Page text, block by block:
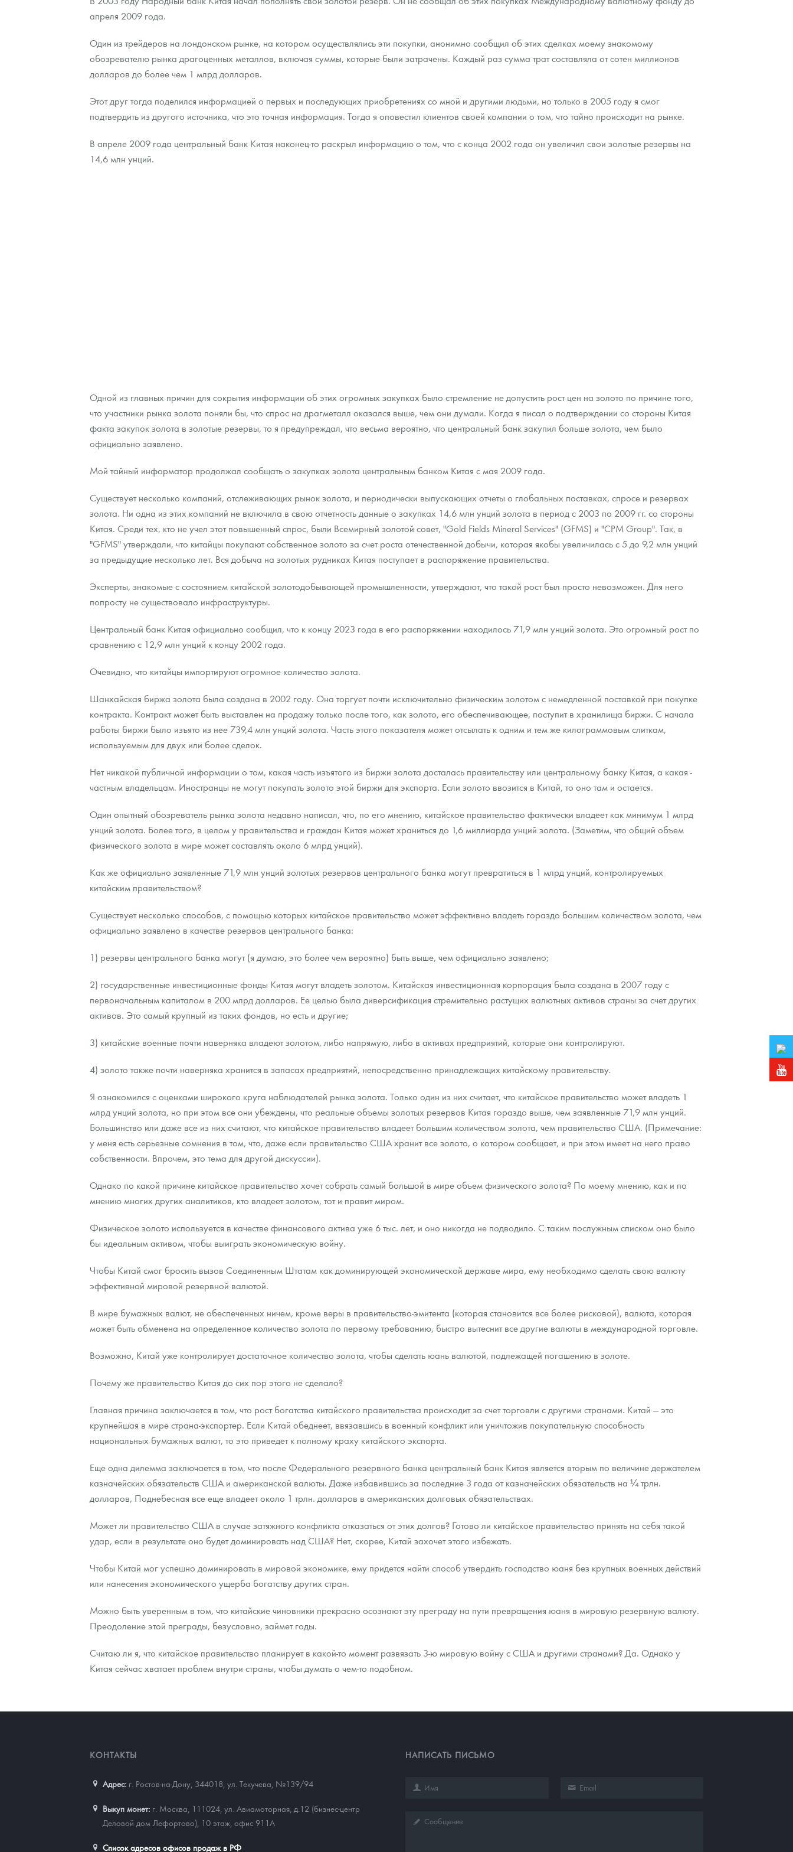
Золотые слитки
Аксессуары
Гарри Поттер
Флот: ледоколы и корабли
Выкуп серебряных монет
Вопрос - ответ
Памятка для работы с монетами из драгметаллов
Условия возврата
Политика конфиденциальности
Георгий Победоносец - динамика цен
Скупка слитков
Наши преимущества
Письмо директору
апреля 2009 года.
Один из трейдеров на лондонском рынке, на котором осуществлялись эти покупки, анонимно сообщил об этих сделках моему знакомому
обозревателю рынка драгоценных металлов, включая суммы, которые были затрачены. Каждый раз сумма трат составляла от сотен миллионов
долларов до более чем 1 млрд долларов.
Этот друг тогда поделился информацией о первых и последующих приобретениях со мной и другими людьми, но только в 2005 году я смог
подтвердить из другого источника, что это точная информация. Тогда я оповестил клиентов своей компании о том, что тайно происходит на рынке.
В апреле 2009 года центральный банк Китая наконец-то раскрыл информацию о том, что с конца 2002 года он увеличил свои золотые резервы на
14,6 млн унций.
Одной из главных причин для сокрытия информации об этих огромных закупках было стремление не допустить рост цен на золото по причине того,
что участники рынка золота поняли бы, что спрос на драгметалл оказался выше, чем они думали. Когда я писал о подтверждении со стороны Китая
факта закупок золота в золотые резервы, то я предупреждал, что весьма вероятно, что центральный банк закупил больше золота, чем было
официально заявлено.
Мой тайный информатор продолжал сообщать о закупках золота центральным банком Китая с мая 2009 года.
Существует несколько компаний, отслеживающих рынок золота, и периодически выпускающих отчеты о глобальных поставках, спросе и резервах
золота. Ни одна из этих компаний не включила в свою отчетность данные о закупках 14,6 млн унций золота в период с 2003 по 2009 гг. со стороны
Китая. Среди тех, кто не учел этот повышенный спрос, были Всемирный золотой совет, "Gold Fields Mineral Services" (GFMS) и "CPM Group". Так, в
"GFMS" утверждали, что китайцы покупают собственное золото за счет роста отечественной добычи, которая якобы увеличилась с 5 до 9,2 млн унций
за предыдущие несколько лет. Вся добыча на золотых рудниках Китая поступает в распоряжение правительства.
Эксперты, знакомые с состоянием китайской золотодобывающей промышленности, утверждают, что такой рост был просто невозможен. Для него
попросту не существовало инфраструктуры.
Центральный банк Китая официально сообщил, что к концу 2023 года в его распоряжении находилось 71,9 млн унций золота. Это огромный рост по
сравнению с 12,9 млн унций к концу 2002 года.
Очевидно, что китайцы импортируют огромное количество золота.
Шанхайская биржа золота была создана в 2002 году. Она торгует почти исключительно физическим золотом с немедленной поставкой при покупке
контракта. Контракт может быть выставлен на продажу только после того, как золото, его обеспечивающее, поступит в хранилища биржи. С начала
работы биржи было изъято из нее 739,4 млн унций золота. Часть этого показателя может отсылать к одним и тем же килограммовым слиткам,
используемым для двух или более сделок.
Нет никакой публичной информации о том, какая часть изъятого из биржи золота досталась правительству или центральному банку Китая, а какая -
частным владельцам. Иностранцы не могут покупать золото этой биржи для экспорта. Если золото ввозится в Китай, то оно там и остается.
Один опытный обозреватель рынка золота недавно написал, что, по его мнению, китайское правительство фактически владеет как минимум 1 млрд
унций золота. Более того, в целом у правительства и граждан Китая может храниться до 1,6 миллиарда унций золота. (Заметим, что общий объем
физического золота в мире может составлять около 6 млрд унций).
Как же официально заявленные 71,9 млн унций золотых резервов центрального банка могут превратиться в 1 млрд унций, контролируемых
китайским правительством?
Существует несколько способов, с помощью которых китайское правительство может эффективно владеть гораздо большим количеством золота, чем
официально заявлено в качестве резервов центрального банка:
1) резервы центрального банка могут (я думаю, это более чем вероятно) быть выше, чем официально заявлено;
2) государственные инвестиционные фонды Китая могут владеть золотом. Китайская инвестиционная корпорация была создана в 2007 году с
первоначальным капиталом в 200 млрд долларов. Ее целью была диверсификация стремительно растущих валютных активов страны за счет других
активов. Это самый крупный из таких фондов, но есть и другие;
3) китайские военные почти наверняка владеют золотом, либо напрямую, либо в активах предприятий, которые они контролируют.
4) золото также почти наверняка хранится в запасах предприятий, непосредственно принадлежащих китайскому правительству.
Я ознакомился с оценками широкого круга наблюдателей рынка золота. Только один из них считает, что китайское правительство может владеть 1
млрд унций золота, но при этом все они убеждены, что реальные объемы золотых резервов Китая гораздо выше, чем заявленные 71,9 млн унций.
Большинство или даже все из них считают, что китайское правительство владеет большим количеством золота, чем правительство США. (Примечание:
у меня есть серьезные сомнения в том, что, даже если правительство США хранит все золото, о котором сообщает, и при этом имеет на него право
собственности. Впрочем, это тема для другой дискуссии).
Однако по какой причине китайское правительство хочет собрать самый большой в мире объем физического золота? По моему мнению, как и по
мнению многих других аналитиков, кто владеет золотом, тот и правит миром.
Физическое золото используется в качестве финансового актива уже 6 тыс. лет, и оно никогда не подводило. С таким послужным списком оно было
бы идеальным активом, чтобы выиграть экономическую войну.
Чтобы Китай смог бросить вызов Соединенным Штатам как доминирующей экономической державе мира, ему необходимо сделать свою валюту
эффективной мировой резервной валютой.
В мире бумажных валют, не обеспеченных ничем, кроме веры в правительство-эмитента (которая становится все более рисковой), валюта, которая
может быть обменена на определенное количество золота по первому требованию, быстро вытеснит все другие валюты в международной торговле.
Возможно, Китай уже контролирует достаточное количество золота, чтобы сделать юань валютой, подлежащей погашению в золоте.
Почему же правительство Китая до сих пор этого не сделало?
Главная причина заключается в том, что рост богатства китайского правительства происходит за счет торговли с другими странами. Китай — это
крупнейшая в мире страна-экспортер. Если Китай обеднеет, ввязавшись в военный конфликт или уничтожив покупательную способность
национальных бумажных валют, то это приведет к полному краху китайского экспорта.
Еще одна дилемма заключается в том, что после Федерального резервного банка центральный банк Китая является вторым по величине держателем
казначейских обязательств США и американской валюты. Даже избавившись за последние 3 года от казначейских обязательств на ¼ трлн.
долларов, Поднебесная все еще владеет около 1 трлн. долларов в американских долговых обязательствах.
Может ли правительство США в случае затяжного конфликта отказаться от этих долгов? Готово ли китайское правительство принять на себя такой
удар, если в результате оно будет доминировать над США? Нет, скорее, Китай захочет этого избежать.
Чтобы Китай мог успешно доминировать в мировой экономике, ему придется найти способ утвердить господство юаня без крупных военных действий
или нанесения экономического ущерба богатству других стран.
Можно быть уверенным в том, что китайские чиновники прекрасно осознают эту преграду на пути превращения юаня в мировую резервную валюту.
Преодоление этой преграды, безусловно, займет годы.
Считаю ли я, что китайское правительство планирует в какой-то момент развязать 3-ю мировую войну с США и другими странами? Да. Однако у
Китая сейчас хватает проблем внутри страны, чтобы думать о чем-то подобном.
КОНТАКТЫ
Адрес: г. Ростов-на-Дону, 344018 ул. Текучева, №139/94
Выкуп монет: г. Москва, 111024, ул. Авиамоторная, д.12 (бизнес-центр
Деловой дом Лефортово), 10 этаж, офис 911А
Список адресов офисов продаж в РФ
НАПИСАТЬ ПИСЬМО